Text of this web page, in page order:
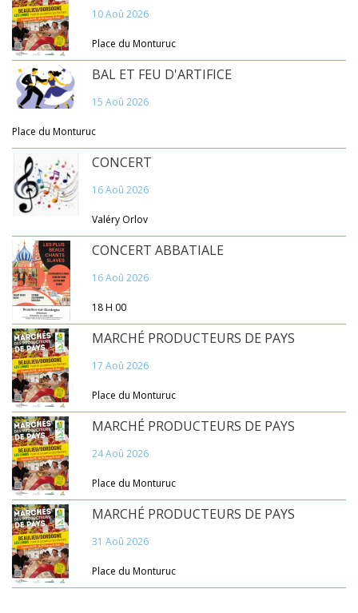
10 Aoû 2026
Place du Monturuc
BAL ET FEU D'ARTIFICE
15 Aoû 2026
Place du Monturuc
CONCERT
16 Aoû 2026
Valéry Orlov
CONCERT ABBATIALE
16 Aoû 2026
18 H 00
MARCHÉ PRODUCTEURS DE PAYS
17 Aoû 2026
Place du Monturuc
MARCHÉ PRODUCTEURS DE PAYS
24 Aoû 2026
Place du Monturuc
MARCHÉ PRODUCTEURS DE PAYS
31 Aoû 2026
Place du Monturuc